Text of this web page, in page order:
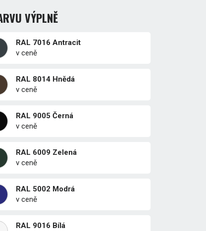
VÝPLNĚ
RAL 7016 Antracit
v ceně
RAL 8014 Hnědá
v ceně
RAL 9005 Černá
v ceně
RAL 6009 Zelená
v ceně
RAL 5002 Modrá
v ceně
RAL 9016 Bílá